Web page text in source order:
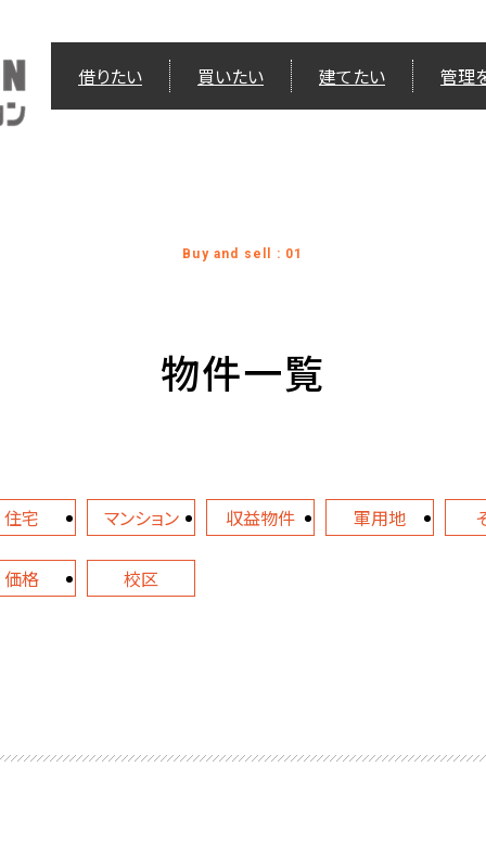
借りたい 買いたい 建てたい 管理
Buy and sell : 01
物件一覧
住宅 マンション 収益物件 軍用地
価格 校区